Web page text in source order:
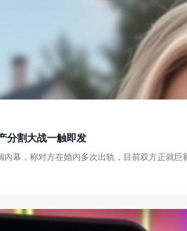
分割大战一触即发
幕，称对方在婚内多次出轨，目前双方正就巨